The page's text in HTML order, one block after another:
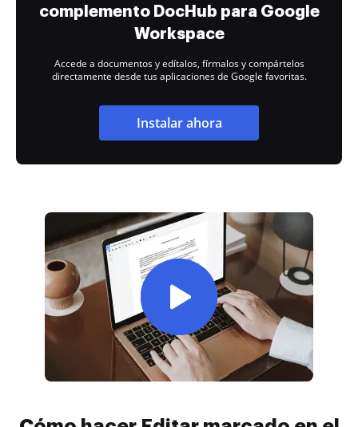
complemento DocHub para Google
Workspace
Accede a documentos y edítalos, fírmalos y compártelos
directamente desde tus aplicaciones de Google favoritas.
Instalar ahora